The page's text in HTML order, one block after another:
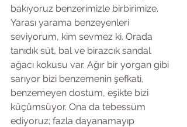
bakıyoruz benzerimizle birbirimize.
Yarası yarama benzeyenleri
seviyorum, kim sevmez ki. Orada
tanıdık süt, bal ve birazcık sandal
ağacı kokusu var. Ağır bir yorgan gibi
sarıyor bizi benzemenin şefkati,
benzemeyen dostum, eşikte bizi
küçümsüyor. Ona da tebessüm
ediyoruz; fazla dayanamayıp